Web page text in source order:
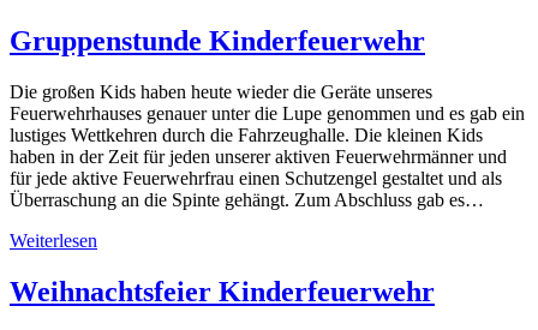
Gruppenstunde Kinderfeuerwehr
Die großen Kids haben heute wieder die Geräte unseres
Feuerwehrhauses genauer unter die Lupe genommen und es gab ein
lustiges Wettkehren durch die Fahrzeughalle. Die kleinen Kids
haben in der Zeit für jeden unserer aktiven Feuerwehrmänner und
für jede aktive Feuerwehrfrau einen Schutzengel gestaltet und als
Überraschung an die Spinte gehängt. Zum Abschluss gab es…
Weiterlesen
Weihnachtsfeier Kinderfeuerwehr